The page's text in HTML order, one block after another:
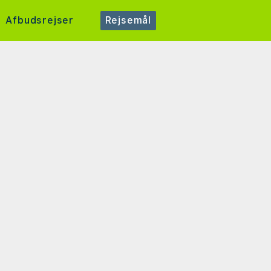
Afbudsrejser Rejsemål